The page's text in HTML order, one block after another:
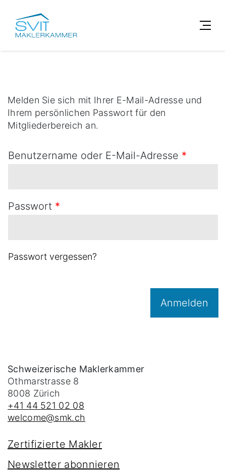
Melden Sie sich mit Ihrer E-Mail-Adresse und
Ihrem persönlichen Passwort für den
Mitgliederbereich an.
Benutzername oder E-Mail-Adresse *
Passwort *
Passwort vergessen?
Anmelden
Schweizerische Maklerkammer
Othmarstrasse 8
8008 Zürich
+41 44 521 02 08
welcome@smk.ch
Zertifizierte Makler
Newsletter abonnieren